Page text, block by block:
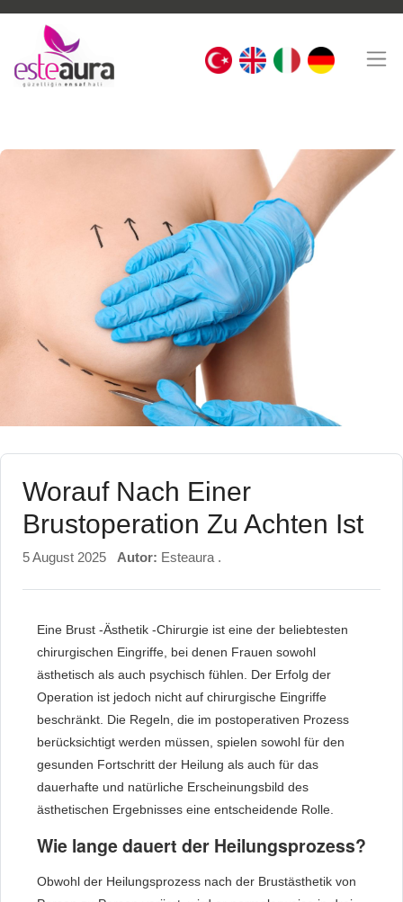
Worauf Nach Einer
Brustoperation Zu Achten Ist
5 August 2025 Autor: Esteaura .
Eine Brust -Ästhetik -Chirurgie ist eine der beliebtesten
chirurgischen Eingriffe, bei denen Frauen sowohl
ästhetisch als auch psychisch fühlen. Der Erfolg der
Operation ist jedoch nicht auf chirurgische Eingriffe
beschränkt. Die Regeln, die im postoperativen Prozess
berücksichtigt werden müssen, spielen sowohl für den
gesunden Fortschritt der Heilung als auch für das
dauerhafte und natürliche Erscheinungsbild des
ästhetischen Ergebnisses eine entscheidende Rolle.
Wie lange dauert der Heilungsprozess?
Obwohl der Heilungsprozess nach der Brustästhetik von